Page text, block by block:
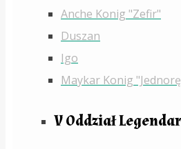
Anche Konig "Zefir"
Duszan
Igo
Maykar Konig
V Oddział